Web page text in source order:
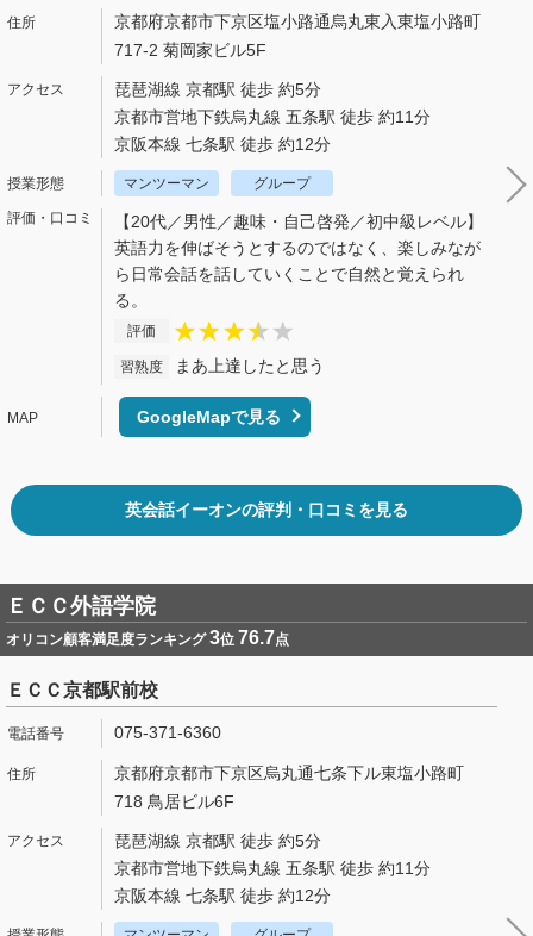
京都府京都市下京区塩小路通烏丸東入東塩小路町
717-2 菊岡家ビル5F
琵琶湖線 京都駅 徒歩 約5分
京都市営地下鉄烏丸線 五条駅 徒歩 約11分
京阪本線 七条駅 徒歩 約12分
マンツーマン グループ
【20代／男性／趣味・自己啓発／初中級レベル】
英語力を伸ばそうとするのではなく、楽しみなが
ら日常会話を話していくことで自然と覚えられ
る。
評価
習熟度 まあ上達したと思う
GoogleMapで見る
英会話イーオンの評判・口コミを見る
ＥＣＣ外語学院
オリコン顧客満足度ランキング3位 76.7点
ＥＣＣ京都駅前校
075-371-6360
京都府京都市下京区烏丸通七条下ル東塩小路町
718 鳥居ビル6F
琵琶湖線 京都駅 徒歩 約5分
京都市営地下鉄烏丸線 五条駅 徒歩 約11分
京阪本線 七条駅 徒歩 約12分